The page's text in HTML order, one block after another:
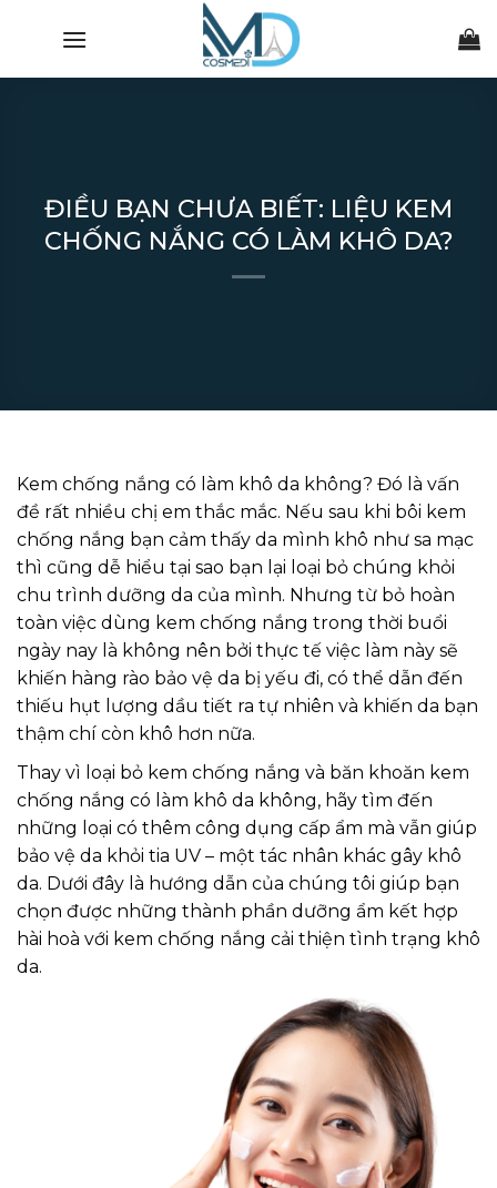
ĐIỀU BẠN CHƯA BIẾT: LIỆU KEM
CHỐNG NẮNG CÓ LÀM KHÔ DA?
Kem chống nắng có làm khô da không? Đó là vấn
đề rất nhiều chị em thắc mắc. Nếu sau khi bôi kem
chống nắng bạn cảm thấy da mình khô như sa mạc
thì cũng dễ hiểu tại sao bạn lại loại bỏ chúng khỏi
chu trình dưỡng da của mình. Nhưng từ bỏ hoàn
toàn việc dùng kem chống nắng trong thời buổi
ngày nay là không nên bởi thực tế việc làm này sẽ
khiến hàng rào bảo vệ da bị yếu đi, có thể dẫn đến
thiếu hụt lượng dầu tiết ra tự nhiên và khiến da bạn
thậm chí còn khô hơn nữa.
Thay vì loại bỏ kem chống nắng và băn khoăn kem
chống nắng có làm khô da không, hãy tìm đến
những loại có thêm công dụng cấp ẩm mà vẫn giúp
bảo vệ da khỏi tia UV – một tác nhân khác gây khô
da. Dưới đây là hướng dẫn của chúng tôi giúp bạn
chọn được những thành phần dưỡng ẩm kết hợp
hài hoà với kem chống nắng cải thiện tình trạng khô
da.